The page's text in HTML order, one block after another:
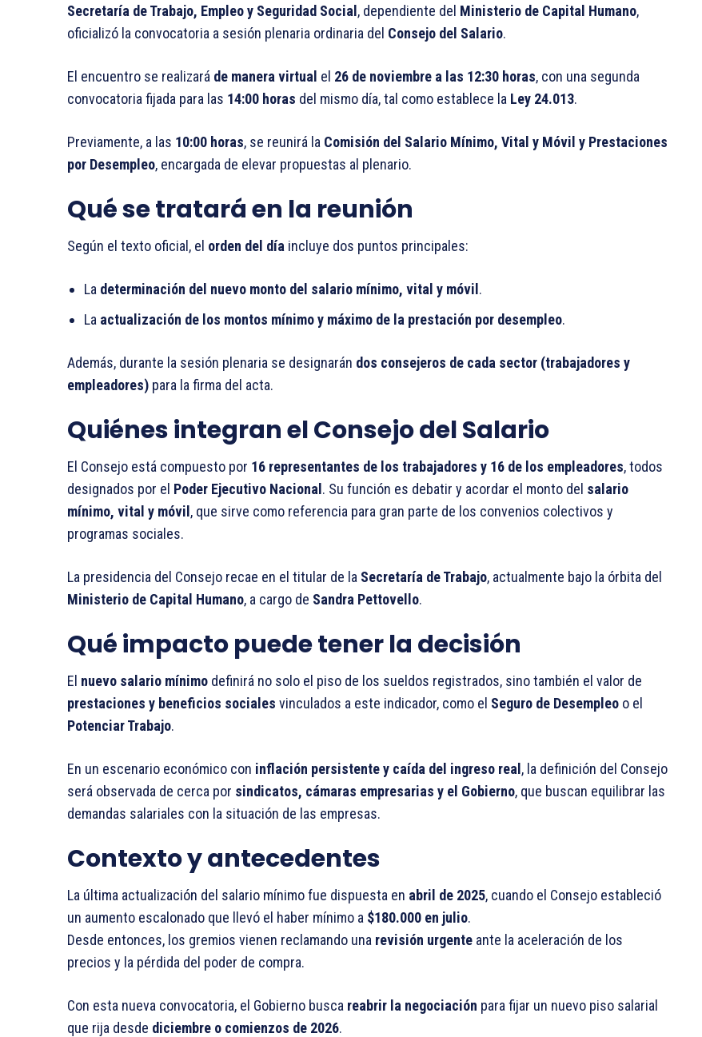
Secretaría de Trabajo, Empleo y Seguridad Social, dependiente del Ministerio de Capital Humano,
oficializó la convocatoria a sesión plenaria ordinaria del Consejo del Salario.
El encuentro se realizará de manera virtual el 26 de noviembre a las 12:30 horas, con una segunda
convocatoria fijada para las 14:00 horas del mismo día, tal como establece la Ley 24.013.
Previamente, a las 10:00 horas, se reunirá la Comisión del Salario Mínimo, Vital y Móvil y Prestaciones
por Desempleo, encargada de elevar propuestas al plenario.
Qué se tratará en la reunión
Según el texto oficial, el orden del día incluye dos puntos principales:
La determinación del nuevo monto del salario mínimo, vital y móvil.
La actualización de los montos mínimo y máximo de la prestación por desempleo.
Además, durante la sesión plenaria se designarán dos consejeros de cada sector (trabajadores y
empleadores) para la firma del acta.
Quiénes integran el Consejo del Salario
El Consejo está compuesto por 16 representantes de los trabajadores y 16 de los empleadores, todos
designados por el Poder Ejecutivo Nacional. Su función es debatir y acordar el monto del salario
mínimo, vital y móvil, que sirve como referencia para gran parte de los convenios colectivos y
programas sociales.
La presidencia del Consejo recae en el titular de la Secretaría de Trabajo, actualmente bajo la órbita del
Ministerio de Capital Humano, a cargo de Sandra Pettovello.
Qué impacto puede tener la decisión
El nuevo salario mínimo definirá no solo el piso de los sueldos registrados, sino también el valor de
prestaciones y beneficios sociales vinculados a este indicador, como el Seguro de Desempleo o el
Potenciar Trabajo.
En un escenario económico con inflación persistente y caída del ingreso real, la definición del Consejo
será observada de cerca por sindicatos, cámaras empresarias y el Gobierno, que buscan equilibrar las
demandas salariales con la situación de las empresas.
Contexto y antecedentes
La última actualización del salario mínimo fue dispuesta en abril de 2025, cuando el Consejo estableció
un aumento escalonado que llevó el haber mínimo a $180.000 en julio.
Desde entonces, los gremios vienen reclamando una revisión urgente ante la aceleración de los
precios y la pérdida del poder de compra.
Con esta nueva convocatoria, el Gobierno busca reabrir la negociación para fijar un nuevo piso salarial
que rija desde diciembre o comienzos de 2026.